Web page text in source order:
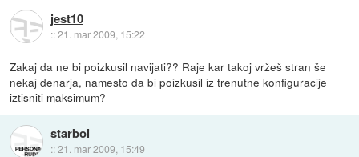
jest10
::21. mar 2009, 15:22
Zakaj da ne bi poizkusil navijati?? Raje kar takoj vržeš stran še
nekaj denarja, namesto da bi poizkusil iz trenutne konfiguracije
iztisniti maksimum?
starboi
::21. mar 2009, 15:49